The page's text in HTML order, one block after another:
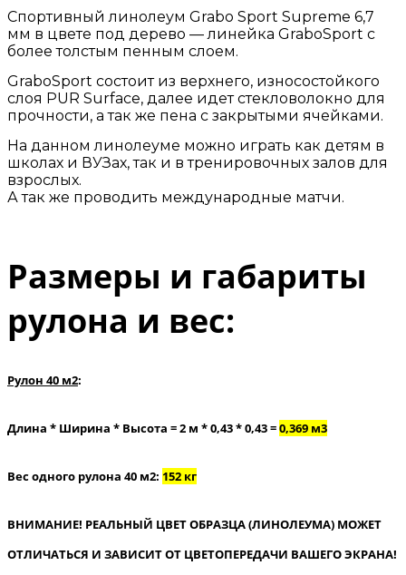
Спортивный линолеум Grabo Sport Supreme 6,7
мм в цвете под дерево — линейка GraboSport c
более толстым пенным слоем.
GraboSport состоит из верхнего, износостойкого
слоя PUR Surface, далее идет стекловолокно для
прочности, а так же пена с закрытыми ячейками.
На данном линолеуме можно играть как детям в
школах и ВУЗах, так и в тренировочных залов для
взрослых.
А так же проводить международные матчи.
Размеры и габариты
рулона и вес:
Рулон 40 м2:
Длина * Ширина * Высота = 2 м * 0,43 * 0,43 =0,369 м3
Вес одного рулона 40 м2: 152 кг
ВНИМАНИЕ! РЕАЛЬНЫЙ ЦВЕТ ОБРАЗЦА (ЛИНОЛЕУМА) МОЖЕТ
ОТЛИЧАТЬСЯ И ЗАВИСИТ ОТ ЦВЕТОПЕРЕДАЧИ ВАШЕГО ЭКРАНА!